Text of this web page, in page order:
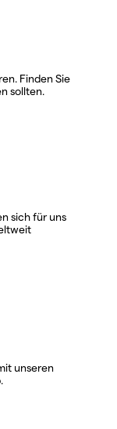
Finden Sie
sollten.
sich für uns
unseren